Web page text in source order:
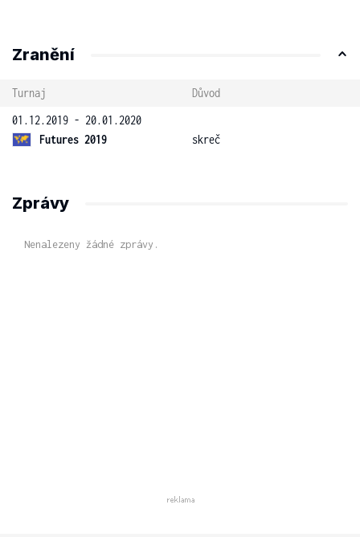
Zranění
Turnaj
Důvod
01.12.2019 - 20.01.2020
Futures 2019
skreč
Zprávy
Nenalezeny žádné zprávy.